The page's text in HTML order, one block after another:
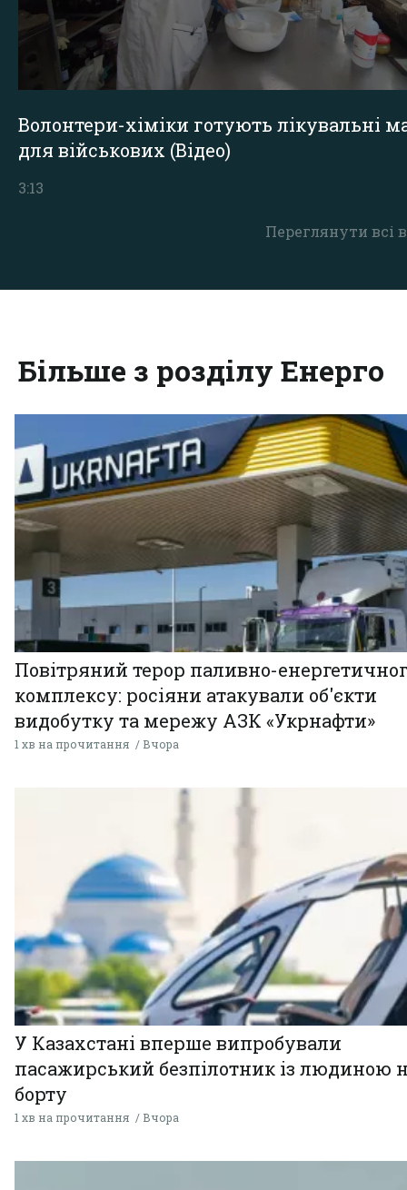
Переглянути всі
Волонтери-хіміки готують лікувальні
для військових (Відео)
3:13
Більше з розділу Енерго
Повітряний терор паливно-
комплексу: росіяни атакували об'єкти
видобутку та мережу АЗК «Укрнафти»
1 хв на прочитання Вчора
У Казахстані вперше випробували
пасажирський безпілотник із людиною
борту
1 хв на прочитання Вчора